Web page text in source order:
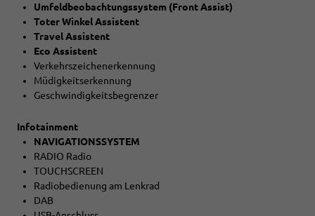
Umfeldbeobachtungssystem (Front Assist)
Toter Winkel Assistent
Travel Assistent
Eco Assistent
Verkehrszeichenerkennung
Müdigkeitserkennung
Geschwindigkeitsbegrenzer
Infotainment
NAVIGATIONSSYSTEM
RADIO Radio
TOUCHSCREEN
Radiobedienung am Lenkrad
DAB